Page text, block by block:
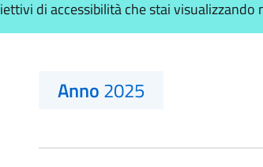
di accessibilità che stai visualizzando
Anno2025